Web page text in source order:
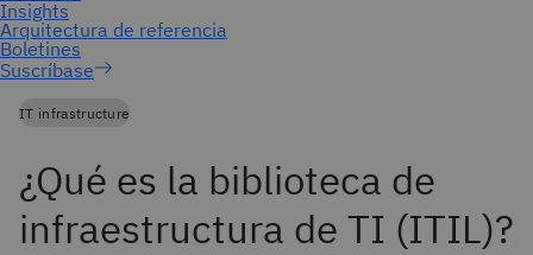
Suscríbase
IT infrastructure
¿Qué es la biblioteca de
infraestructura de TI (ITIL)?